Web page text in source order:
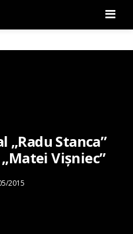
Stanca”
Vișniec”
2015